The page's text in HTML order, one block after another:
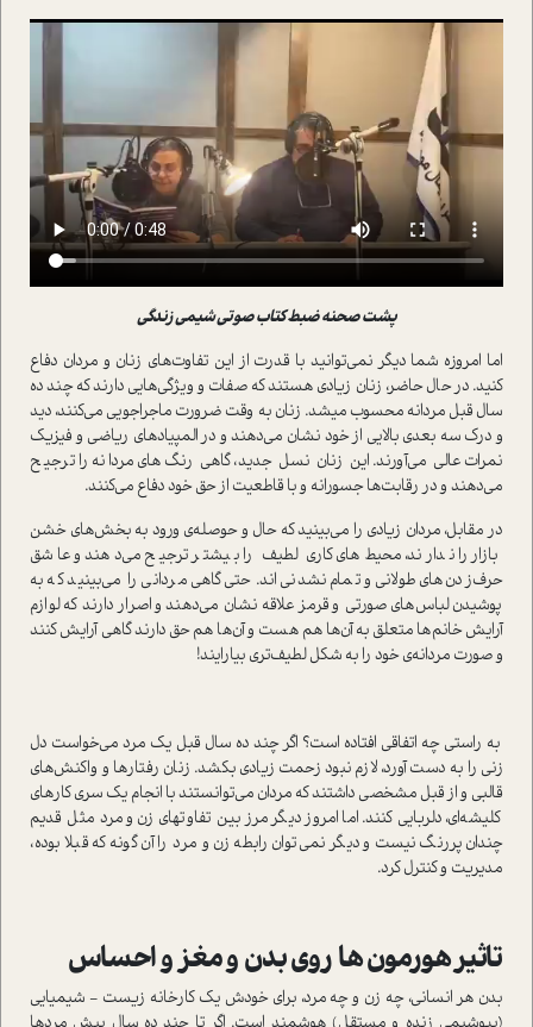
پشت صحنه ضبط کتاب صوتی شیمی زندگی
اما امروزه شما دیگر نمی‌توانید با قدرت از این تفاوت‌های زنان و مردان دفاع
کنید. در حال حاضر، زنان زیادی هستند که صفات و ویژگی‌هایی دارند که چند ده
سال قبل مردانه محسوب می­شد. زنان به وقت ضرورت ماجراجویی می‌کنند، دید
و درک سه بعدی بالایی از خود نشان می‌دهند و در المپیادهای ریاضی و فیزیک
نمرات عالی می‌آورند. این زنان نسل جدید، گاهی رنگ‌های مردانه را ترجیح
می‌دهند و در رقابت‌ها جسورانه و با قاطعیت از حق خود دفاع می‌کنند.
در مقابل، مردان زیادی را می‌بینید که حال و حوصله‌ی ورود به بخش‌های خشن
بازار را ندارند، محیط‌های کاری لطیف را بیشتر ترجیح می‌دهند و عاشق
حرف‌زدن‌های طولانی و تمام نشدنی‌اند. حتی گاهی مردانی را می‌بینید که به
پوشیدن لباس‌های صورتی و قرمز علاقه نشان می‌دهند و اصرار دارند که لوازم
آرایش خانم‌ها متعلق به آن‌ها هم هست و آن‌ها هم حق دارند گاهی آرایش کنند
و صورت مردانه‌ی خود را به شکل لطیف‌تری بیارایند!
به راستی چه اتفاقی افتاده است؟ اگر چند ده سال قبل یک مرد می‌خواست دل
زنی را به دست آورد، لازم نبود زحمت زیادی بکشد. زنان رفتارها و واکنش‌های
قالبی و از قبل مشخصی داشتند که مردان می‌توانستند با انجام یک سری کارهای
کلیشه‌ای، دلربایی کنند. اما امروز دیگر مرز بین تفاوتهای زن و مرد مثل قدیم
چندان پررنگ نیست و دیگر نمی‌توان رابطه‌ زن و مرد را آن گونه که قبلا بوده،
مدیریت و کنترل کرد.
تاثیر هورمون ها روی بدن و مغز و احساس
بدن هر انسانی، چه زن و چه مرد، برای خودش یک کارخانه زیست - شیمیایی